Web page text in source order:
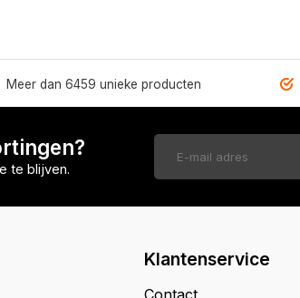
Meer dan 6459 unieke producten
te blijven.
Klantenservice
Contact